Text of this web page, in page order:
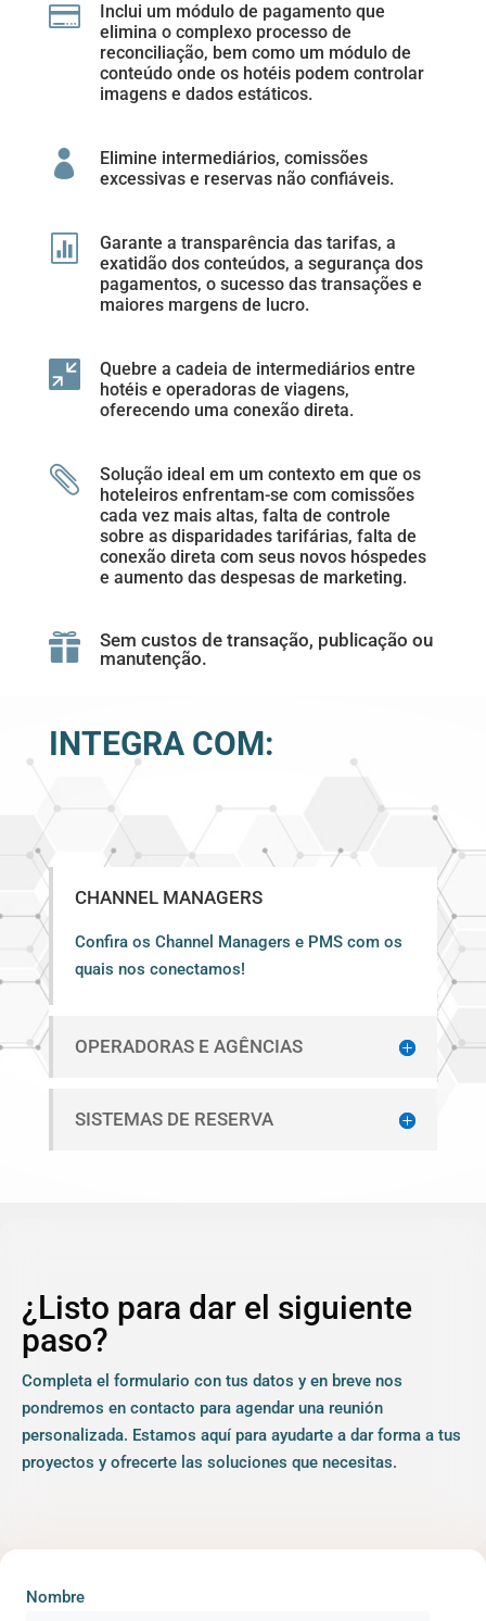

Inclui um módulo de pagamento que
elimina o complexo processo de
reconciliação, bem como um módulo de
conteúdo onde os hotéis podem controlar
imagens e dados estáticos.

Elimine intermediários, comissões
excessivas e reservas não confiáveis.

Garante a transparência das tarifas, a
exatidão dos conteúdos, a segurança dos
pagamentos, o sucesso das transações e
maiores margens de lucro.

Quebre a cadeia de intermediários entre
hotéis e operadoras de viagens,
oferecendo uma conexão direta.

Solução ideal em um contexto em que os
hoteleiros enfrentam-se com comissões
cada vez mais altas, falta de controle
sobre as disparidades tarifárias, falta de
conexão direta com seus novos hóspedes
e aumento das despesas de marketing.

Sem custos de transação, publicação ou
manutenção.
INTEGRA COM:
CHANNEL MANAGERS
Confira os Channel Managers e PMS com os
quais nos conectamos!
OPERADORAS E AGÊNCIAS
SISTEMAS DE RESERVA
Nombre
¿Listo para dar el siguiente
paso?
Completa el formulario con tus datos y en breve nos
pondremos en contacto para agendar una reunión
personalizada. Estamos aquí para ayudarte a dar forma a tus
proyectos y ofrecerte las soluciones que necesitas.